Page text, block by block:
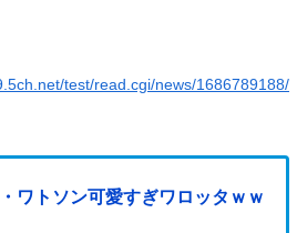
test/read.cgi/news/1686789188/
ワトソン可愛すぎワロッタｗｗ